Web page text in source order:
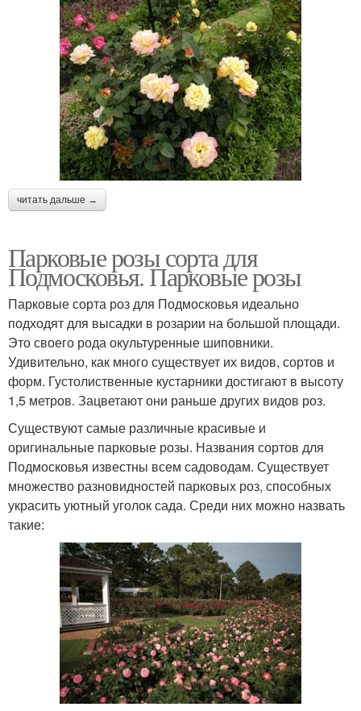
читать дальше →
Парковые розы сорта для
Подмосковья. Парковые розы
Парковые сорта роз для Подмосковья идеально
подходят для высадки в розарии на большой площади.
Это своего рода окультуренные шиповники.
Удивительно, как много существует их видов, сортов и
форм. Густолиственные кустарники достигают в высоту
1,5 метров. Зацветают они раньше других видов роз.
Существуют самые различные красивые и
оригинальные парковые розы. Названия сортов для
Подмосковья известны всем садоводам. Существует
множество разновидностей парковых роз, способных
украсить уютный уголок сада. Среди них можно назвать
такие: